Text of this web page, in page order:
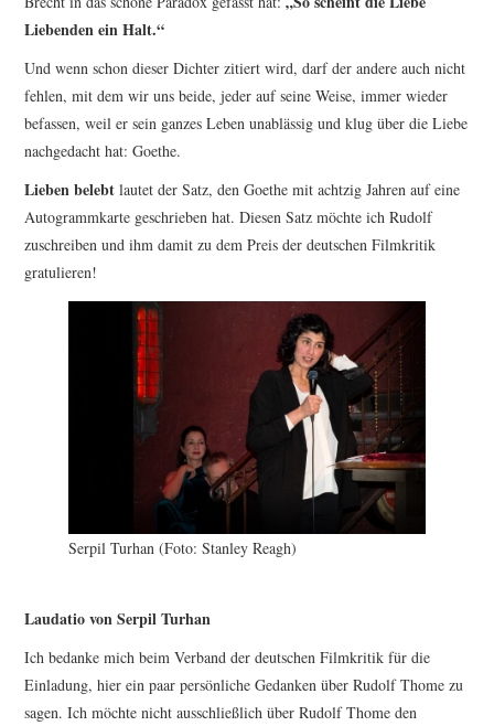
Liebenden ein Halt.“
Und wenn schon dieser Dichter zitiert wird, darf der andere auch nicht
fehlen, mit dem wir uns beide, jeder auf seine Weise, immer wieder
befassen, weil er sein ganzes Leben unablässig und klug über die Liebe
nachgedacht hat: Goethe.
Lieben belebtlautet der Satz, den Goethe mit achtzig Jahren auf eine
Autogrammkarte geschrieben hat. Diesen Satz möchte ich Rudolf
zuschreiben und ihm damit zu dem Preis der deutschen Filmkritik
gratulieren!
Serpil Turhan (Foto: Stanley Reagh)
Laudatio von Serpil Turhan
Ich bedanke mich beim Verband der deutschen Filmkritik für die
Einladung, hier ein paar persönliche Gedanken über Rudolf Thome zu
sagen. Ich möchte nicht ausschließlich über Rudolf Thome den